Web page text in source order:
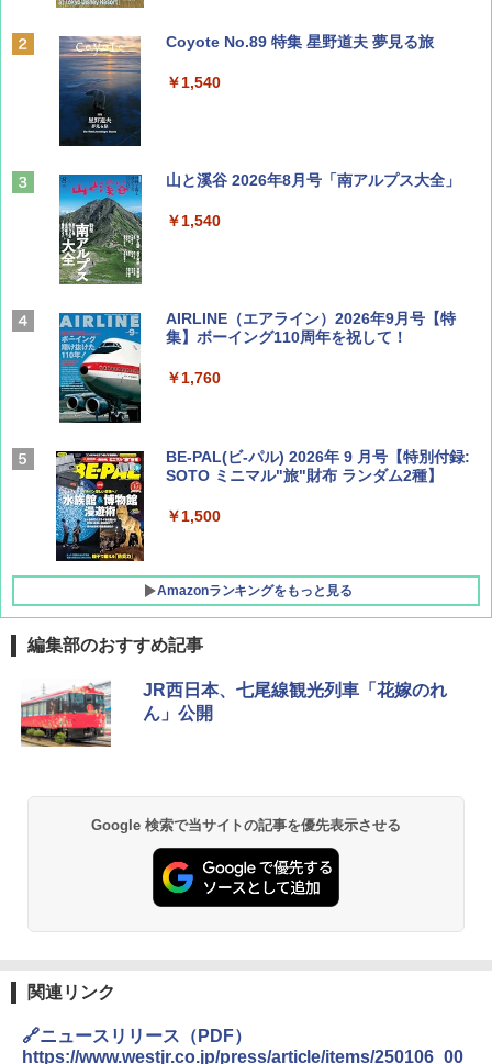
Coyote No.89 特集 星野道夫 夢見る旅
￥1,540
山と溪谷 2026年8月号「南アルプス大全」
￥1,540
AIRLINE（エアライン）2026年9月号【特
集】ボーイング110周年を祝して！
￥1,760
BE-PAL(ビ-パル) 2026年 9 月号【特別付録:
SOTO ミニマル"旅"財布 ランダム2種】
￥1,500
Amazonランキングをもっと見る
D40 地球の歩き方 チェンマイ タイ北部の魅
力的な町 2026～2027 地球の歩き方D アジア
A09 地球の歩き方 イタリア 2026～2027 地
球の歩き方A ヨーロッパ
￥2,479
￥2,277
[キャンパーズコレクション 山善] ポップアッ
プテント 傘みたいに広げて畳める パッとサ
ッとサンシェード キューブ フルクローズ メ
￥6,832
PYKES PEAK (パイクスピーク) 着替えテン
ト プライバシー テント 【中が透けない】 1
人用 折りたたみ 防災グッズ 災害用トイレ ビ
易 トイレテント (オリーブ)
ENDLESS BASE 《めざましテレビで紹介》
テント ワンタッチ RENEW 幅200 2-3人用 43
GRANDOOR ステンレス保冷剤 2個セット 2
026リニューアル 急速冷凍 空間倍増 衛生的
コンパクト 保冷力長持ち
ポインターライト 強力 小型 緑色/赤色/青紫色
可能 安全ロック付き 高安全性 金属製耐久 コ
ンパクト多機能設計 持ち運び便利 アウトド
ア/オフィス/教育現場/展示会用 緑
￥1,180
防水 UVカット 4段階高さ調整 軽量 収納袋付
き
編集部のおすすめ記事
JR西日本、七尾線観光列車「花嫁のれ
ん」公開
Google 検索で当サイトの記事を優先表示させる
関連リンク
🔗ニュースリリース（PDF）
https://www.westjr.co.jp/press/article/items/250106_00